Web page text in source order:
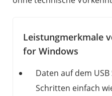
Leistungmerkmale
for Windows
Daten auf dem
Schritten einfach